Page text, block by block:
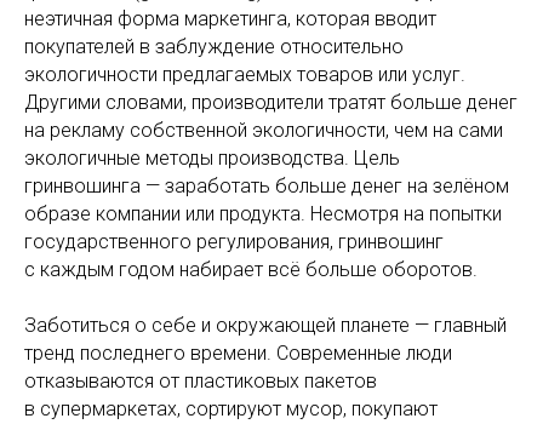
неэтичная форма маркетинга, которая вводит
покупателей в заблуждение относительно
экологичности предлагаемых товаров или услуг.
Другими словами, производители тратят больше денег
на рекламу собственной экологичности, чем на сами
экологичные методы производства. Цель
гринвошинга — заработать больше денег на зелёном
образе компании или продукта. Несмотря на попытки
государственного регулирования, гринвошинг
с каждым годом набирает всё больше оборотов.
Заботиться о себе и окружающей планете — главный
тренд последнего времени. Современные люди
отказываются от пластиковых пакетов
в супермаркетах, сортируют мусор, покупают